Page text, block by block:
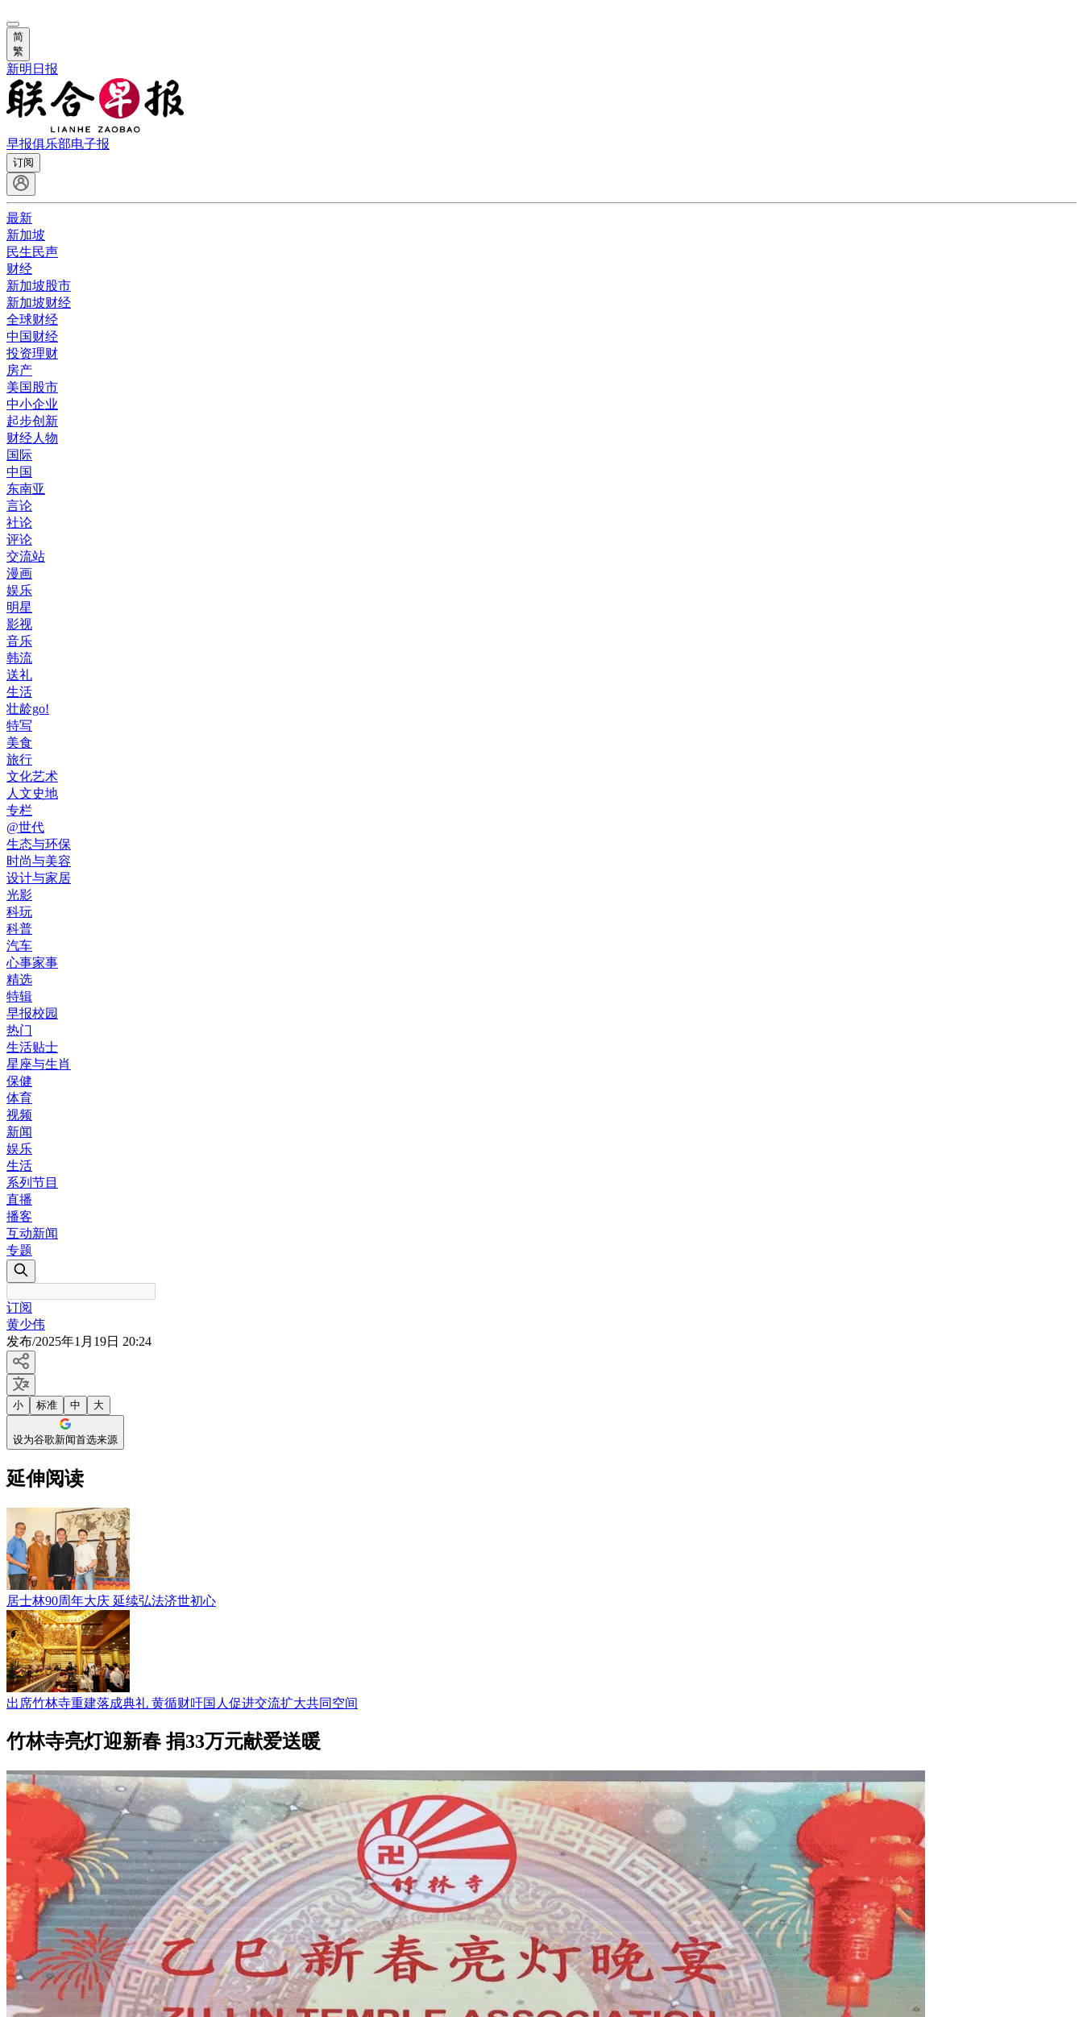
简
繁
新明日报
早报俱乐部电子报
订阅
最新
新加坡
民生民声
财经
新加坡股市
新加坡财经
全球财经
中国财经
投资理财
房产
美国股市
中小企业
起步创新
财经人物
国际
中国
东南亚
言论
社论
评论
交流站
漫画
娱乐
明星
影视
音乐
韩流
送礼
生活
壮龄go!
特写
美食
旅行
文化艺术
人文史地
专栏
@世代
生态与环保
时尚与美容
设计与家居
光影
科玩
科普
汽车
心事家事
精选
特辑
早报校园
热门
生活贴士
星座与生肖
保健
体育
视频
新闻
娱乐
生活
系列节目
直播
播客
互动新闻
专题
订阅
黄少伟
发布/2025年1月19日 20:24
小 标准 中 大
设为谷歌新闻首选来源
延伸阅读
居士林90周年大庆 延续弘法济世初心
出席竹林寺重建落成典礼 黄循财吁国人促进交流扩大共同空间
竹林寺亮灯迎新春 捐33万元献爱送暖